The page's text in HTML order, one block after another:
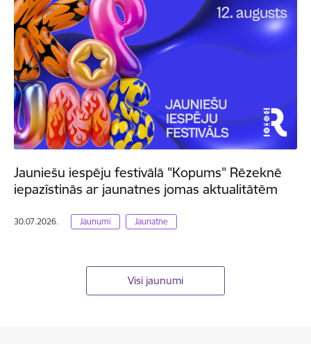
Jauniešu iespēju festivālā "Kopums" Rēzeknē
iepazīstinās ar jaunatnes jomas aktualitātēm
30.07.2026. Jaunumi Jaunatne
Visi jaunumi